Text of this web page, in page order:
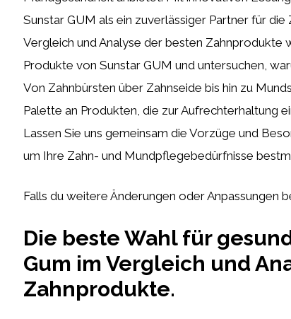
Sunstar GUM als ein zuverlässiger Partner für
Vergleich und Analyse der besten Zahnprodukte
Produkte von Sunstar GUM und untersuchen,
Von Zahnbürsten über Zahnseide bis hin zu
Palette an Produkten, die zur Aufrechterhaltung
Lassen Sie uns gemeinsam die Vorzüge und
um Ihre Zahn- und Mundpflegebedürfnisse
Falls du weitere Änderungen oder Anpassungen
Die beste Wahl für
Gum im Vergleich und
Zahnprodukte.